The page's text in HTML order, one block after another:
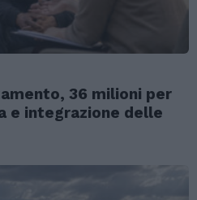
36 milioni per
e integrazione delle